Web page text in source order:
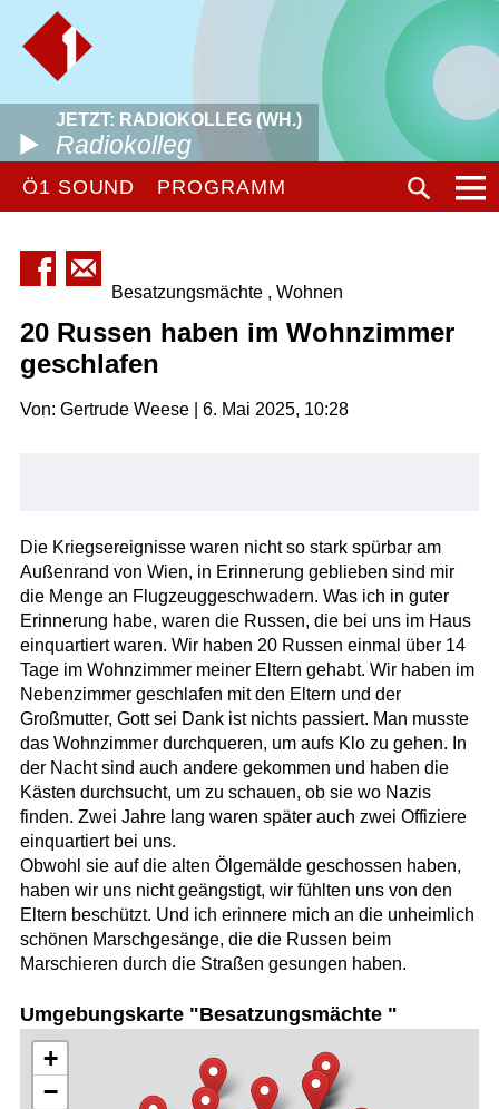
JETZT: RADIOKOLLEG (WH.)
Radiokolleg
Ö1 SOUND PROGRAMM
Besatzungsmächte , Wohnen
20 Russen haben im Wohnzimmer
geschlafen
Von: Gertrude Weese | 6. Mai 2025, 10:28
Die Kriegsereignisse waren nicht so stark spürbar am
Außenrand von Wien, in Erinnerung geblieben sind mir
die Menge an Flugzeuggeschwadern. Was ich in guter
Erinnerung habe, waren die Russen, die bei uns im Haus
einquartiert waren. Wir haben 20 Russen einmal über 14
Tage im Wohnzimmer meiner Eltern gehabt. Wir haben im
Nebenzimmer geschlafen mit den Eltern und der
Großmutter, Gott sei Dank ist nichts passiert. Man musste
das Wohnzimmer durchqueren, um aufs Klo zu gehen. In
der Nacht sind auch andere gekommen und haben die
Kästen durchsucht, um zu schauen, ob sie wo Nazis
finden. Zwei Jahre lang waren später auch zwei Offiziere
einquartiert bei uns.
Obwohl sie auf die alten Ölgemälde geschossen haben,
haben wir uns nicht geängstigt, wir fühlten uns von den
Eltern beschützt. Und ich erinnere mich an die unheimlich
schönen Marschgesänge, die die Russen beim
Marschieren durch die Straßen gesungen haben.
Umgebungskarte "Besatzungsmächte "
+
−